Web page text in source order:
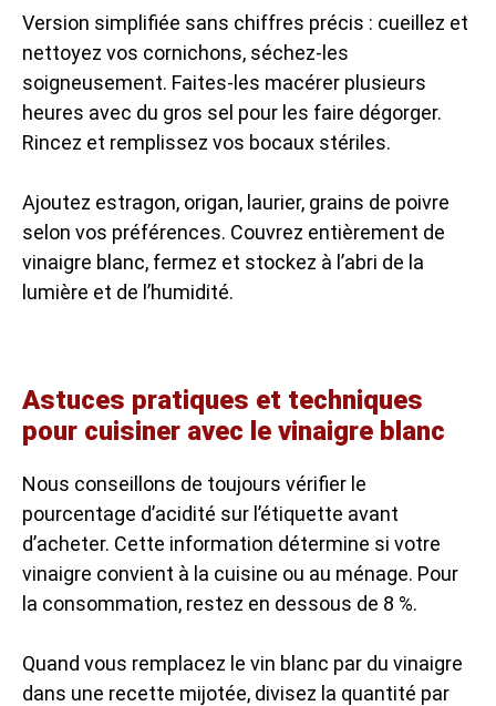
Version simplifiée sans chiffres précis : cueillez et
nettoyez vos cornichons, séchez-les
soigneusement. Faites-les macérer plusieurs
heures avec du gros sel pour les faire dégorger.
Rincez et remplissez vos bocaux stériles.
Ajoutez estragon, origan, laurier, grains de poivre
selon vos préférences. Couvrez entièrement de
vinaigre blanc, fermez et stockez à l’abri de la
lumière et de l’humidité.
Astuces pratiques et techniques
pour cuisiner avec le vinaigre blanc
Nous conseillons de toujours vérifier le
pourcentage d’acidité sur l’étiquette avant
d’acheter. Cette information détermine si votre
vinaigre convient à la cuisine ou au ménage. Pour
la consommation, restez en dessous de 8 %.
Quand vous remplacez le vin blanc par du vinaigre
dans une recette mijotée, divisez la quantité par